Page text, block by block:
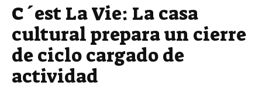
C´est La Vie: La casa
cultural prepara un cierre
de ciclo cargado de
actividad